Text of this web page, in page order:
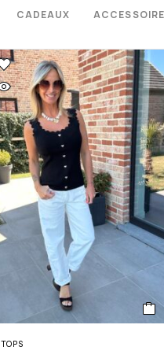
CADEAUX
TOPS